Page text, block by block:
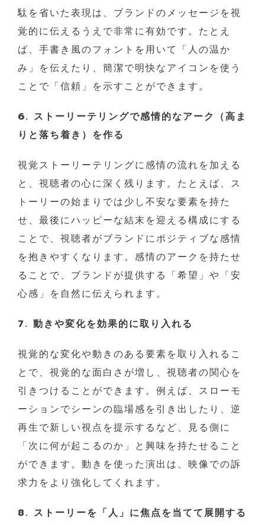
駄を省いた表現は、ブランドのメッセージを視
覚的に伝えるうえで非常に有効です。たとえ
ば、手書き風のフォントを用いて「人の温か
み」を伝えたり、簡潔で明快なアイコンを使う
ことで「信頼」を示すことができます。
6. ストーリーテリングで感情的なアーク（高ま
りと落ち着き）を作る
視覚ストーリーテリングに感情の流れを加える
と、視聴者の心に深く残ります。たとえば、ス
トーリーの始まりでは少し不安な要素を持た
せ、最後にハッピーな結末を迎える構成にする
ことで、視聴者がブランドにポジティブな感情
を抱きやすくなります。感情のアークを持たせ
ることで、ブランドが提供する「希望」や「安
心感」を自然に伝えられます。
7. 動きや変化を効果的に取り入れる
視覚的な変化や動きのある要素を取り入れるこ
とで、視覚的な面白さが増し、視聴者の関心を
引きつけることができます。例えば、スローモ
ーションでシーンの臨場感を引き出したり、逆
再生で新しい視点を提示するなど、見る側に
「次に何が起こるのか」と興味を持たせること
ができます。動きを使った演出は、映像での訴
求力をより強化してくれます。
8. ストーリーを「人」に焦点を当てて展開する